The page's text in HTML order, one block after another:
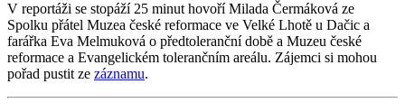
V reportáži se stopáží 25 minut hovoří Milada Čermáková ze
Spolku přátel Muzea české reformace ve Velké Lhotě u Dačic a
farářka Eva Melmuková o předtoleranční době a Muzeu české
reformace a Evangelickém tolerančním areálu. Zájemci si mohou
pořad pustit ze záznamu.